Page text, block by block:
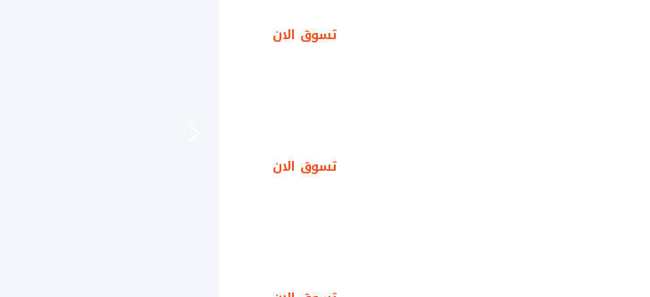
تسوق الان
تسوق الان